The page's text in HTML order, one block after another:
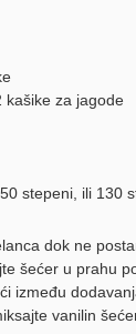
kašike za jagode
stepeni, ili 130
dok ne
šećer u prahu
između
vanilin